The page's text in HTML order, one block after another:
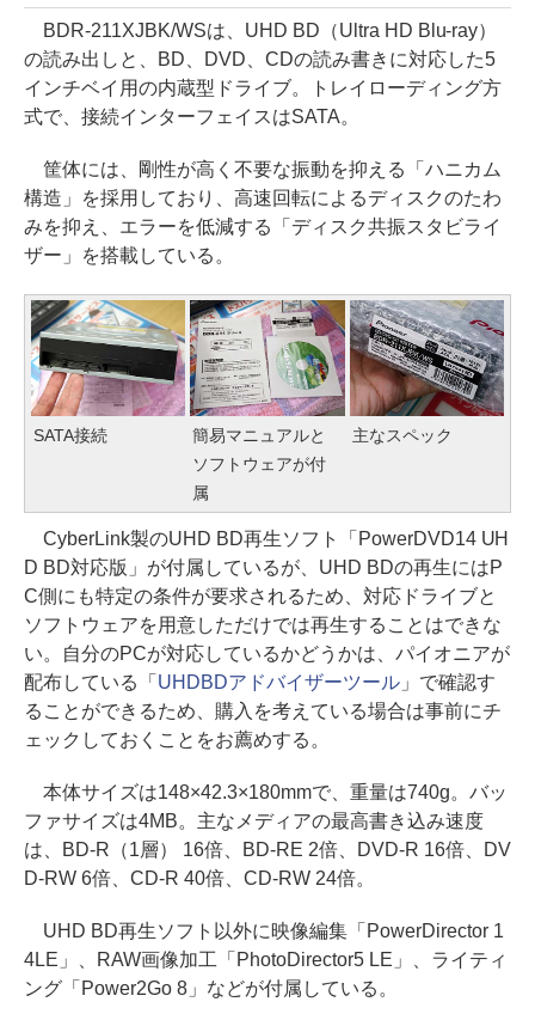
BDR-211XJBK/WSは、UHD BD（Ultra HD Blu-ray）
の読み出しと、BD、DVD、CDの読み書きに対応した5
インチベイ用の内蔵型ドライブ。トレイローディング方
式で、接続インターフェイスはSATA。
筐体には、剛性が高く不要な振動を抑える「ハニカム
構造」を採用しており、高速回転によるディスクのたわ
みを抑え、エラーを低減する「ディスク共振スタビライ
ザー」を搭載している。
SATA接続
簡易マニュアルと
ソフトウェアが付
属
主なスペック
CyberLink製のUHD BD再生ソフト「PowerDVD14 UH
D BD対応版」が付属しているが、UHD BDの再生にはP
C側にも特定の条件が要求されるため、対応ドライブと
ソフトウェアを用意しただけでは再生することはできな
い。自分のPCが対応しているかどうかは、パイオニアが
配布している「 UHDBDアドバイザーツール」で確認す
ることができるため、購入を考えている場合は事前にチ
ェックしておくことをお薦めする。
本体サイズは148×42.3×180mmで、重量は740g。バッ
ファサイズは4MB。主なメディアの最高書き込み速度
は、BD-R（1層） 16倍、BD-RE 2倍、DVD-R 16倍、DV
D-RW 6倍、CD-R 40倍、CD-RW 24倍。
UHD BD再生ソフト以外に映像編集「PowerDirector 1
4LE」、RAW画像加工「PhotoDirector5 LE」、ライティ
ング「Power2Go 8」などが付属している。